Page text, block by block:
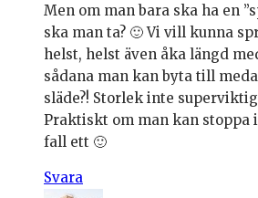
Men om man bara ska ha en
ska man ta? 🙂 Vi vill kunna
helst, helst även åka längd
sådana man kan byta till
släde?! Storlek inte
Praktiskt om man kan stoppa
fall ett 🙂
Svara